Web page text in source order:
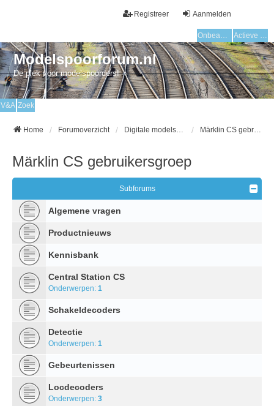
Aanmelden
Registreer
Onbeantwoorde onderwerpen Actieve onderwerpen
Modelspoorforum.nl
De plek voor modelspoorders!
V&A Zoek
Home Forumoverzicht Digitale modelspoor Märklin CS gebruikersgroep
Märklin CS gebruikersgroep
Subforums
Algemene vragen
Productnieuws
Kennisbank
Central Station CS
Onderwerpen: 1
Schakeldecoders
Detectie
Onderwerpen: 1
Gebeurtenissen
Locdecoders
Onderwerpen: 3